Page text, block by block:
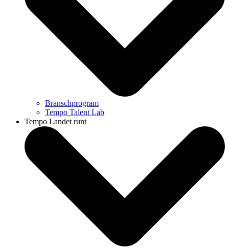
Branschprogram
Tempo Talent Lab
Tempo Landet runt